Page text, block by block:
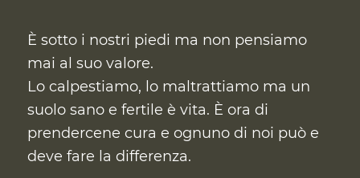
È sotto i nostri piedi ma non pensiamo
mai al suo valore.
Lo calpestiamo, lo maltrattiamo ma un
suolo sano e fertile è vita. È ora di
prendercene cura e ognuno di noi può e
deve fare la differenza.